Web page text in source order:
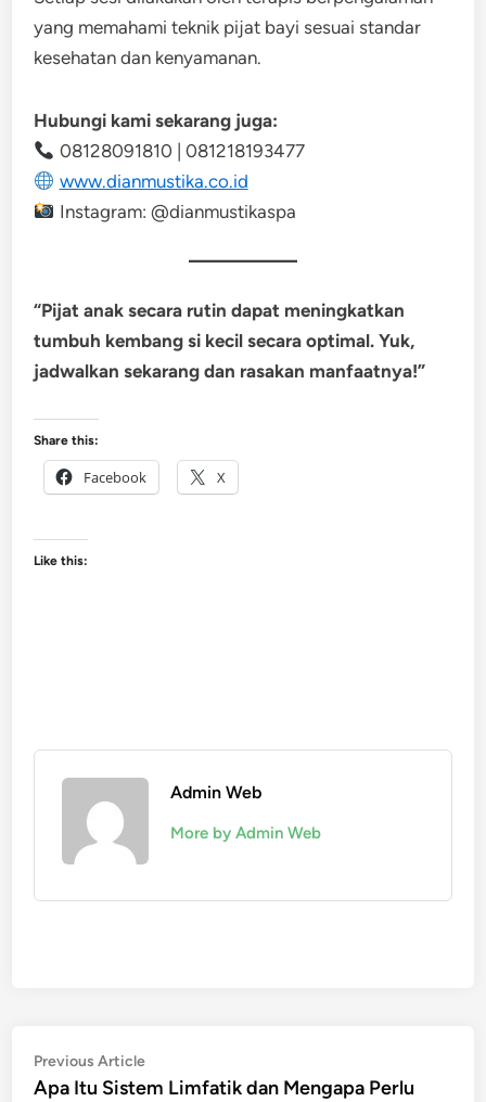
yang memahami teknik pijat bayi sesuai standar
kesehatan dan kenyamanan.
Hubungi kami sekarang juga:
08128091810 | 081218193477
www.dianmustika.co.id
Instagram: @dianmustikaspa
“Pijat anak secara rutin dapat meningkatkan
tumbuh kembang si kecil secara optimal. Yuk,
jadwalkan sekarang dan rasakan manfaatnya!”
Share this:
Facebook X
Like this:
Admin Web
More by Admin Web
Post
Previous ArticlePrevious
article:
Apa Itu Sistem Limfatik dan Mengapa Perlu